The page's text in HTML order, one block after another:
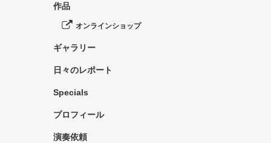
作品
オンラインショップ
ギャラリー
日々のレポート
Specials
プロフィール
演奏依頼